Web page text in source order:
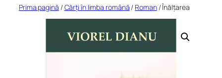
Prima pagină /Cărți în limba română / Roman/ Înălțarea